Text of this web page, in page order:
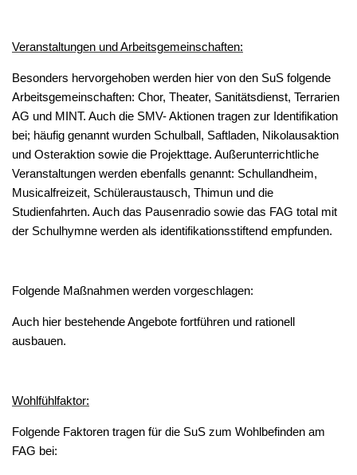
Veranstaltungen und Arbeitsgemeinschaften:
Besonders hervorgehoben werden hier von den SuS folgende
Arbeitsgemeinschaften: Chor, Theater, Sanitätsdienst, Terrarien
AG und MINT. Auch die SMV- Aktionen tragen zur Identifikation
bei; häufig genannt wurden Schulball, Saftladen, Nikolausaktion
und Osteraktion sowie die Projekttage. Außerunterrichtliche
Veranstaltungen werden ebenfalls genannt: Schullandheim,
Musicalfreizeit, Schüleraustausch, Thimun und die
Studienfahrten. Auch das Pausenradio sowie das FAG total mit
der Schulhymne werden als identifikationsstiftend empfunden.
Folgende Maßnahmen werden vorgeschlagen:
Auch hier bestehende Angebote fortführen und rationell
ausbauen.
Wohlfühlfaktor:
Folgende Faktoren tragen für die SuS zum Wohlbefinden am
FAG bei: